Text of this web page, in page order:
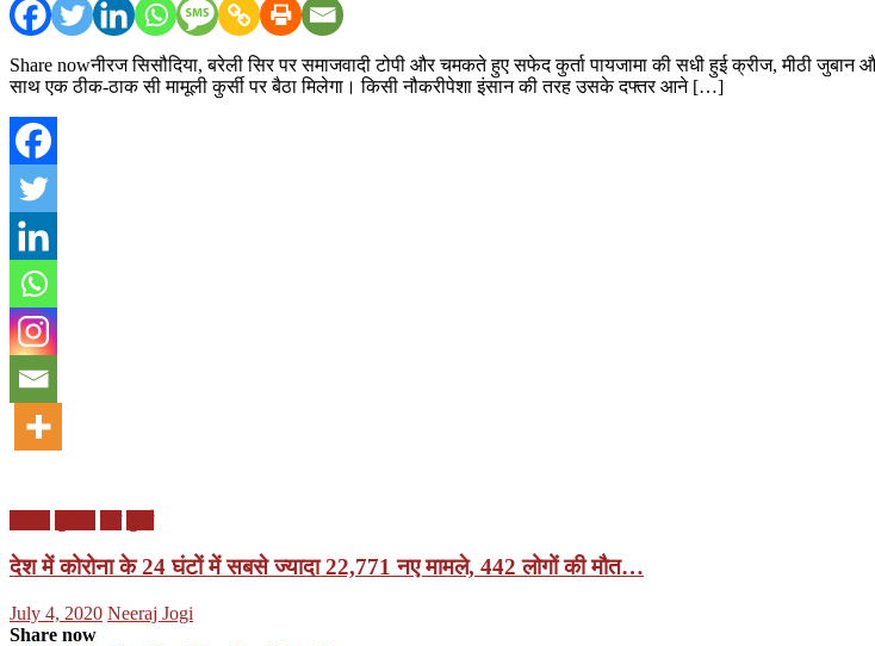
Share nowनीरज सिसौदिया, बरेली सिर पर समाजवादी टोपी और चमकते हुए सफेद कुर्ता पायजामा की सधी हुई क्रीज, मीठी
साथ एक ठीक-ठाक सी मामूली कुर्सी पर बैठा मिलेगा। किसी नौकरीपेशा इंसान की तरह उसके दफ्तर आने […]
देश में कोरोना के 24 घंटों में सबसे ज्यादा 22,771 नए मामले, 442 लोगों की मौत…
Posted
on
July 4, 2020 Author
Neeraj Jogi
Share now